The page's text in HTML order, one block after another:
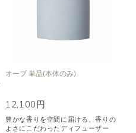
オーブ 単品(本体のみ)
12,100円
豊かな香りを空間に届ける、香りの
よさにこだわったディフューザー